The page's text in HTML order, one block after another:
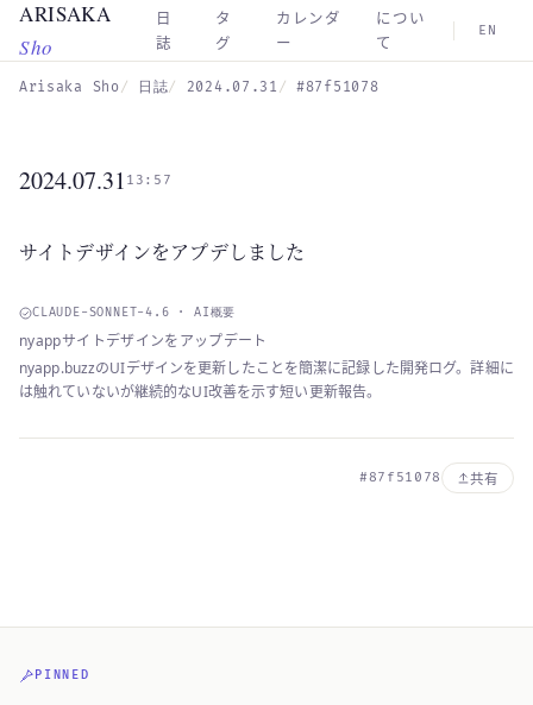
Skip to main content
ARISAKA
Sho
日
誌
タ
グ
カレンダ
ー
につい
て
EN
Arisaka Sho 日誌 2024.07.31 #87f51078
2024.07.31 13:57
サイトデザインをアプデしました
CLAUDE-SONNET-4.6 · AI概要
nyappサイトデザインをアップデート
nyapp.buzzのUIデザインを更新したことを簡潔に記録した開発ログ。詳細に
は触れていないが継続的なUI改善を示す短い更新報告。
#87f51078 共有
PINNED